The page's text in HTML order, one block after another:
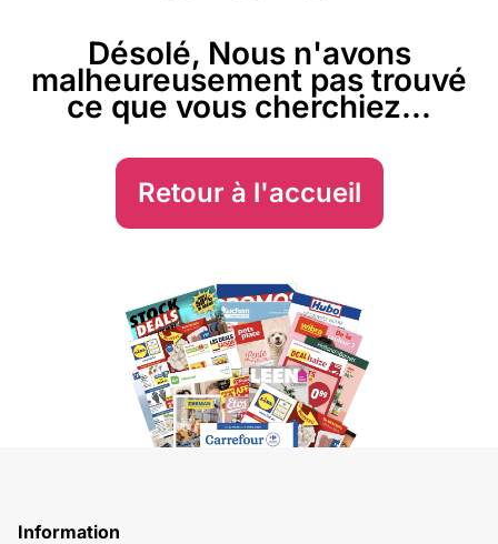
Désolé, Nous n'avons
malheureusement pas trouvé
ce que vous cherchiez...
Retour à l'accueil
Information